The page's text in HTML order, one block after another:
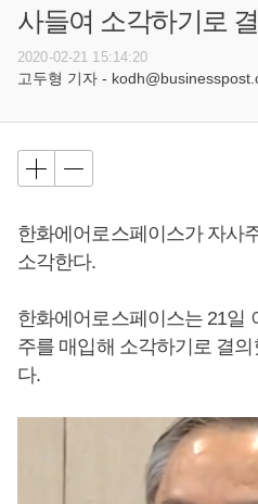
사들여 소각하기로
2020-02-21 15:14:20
고두형 기자 -
한화에어로스페이스가 자사
소각한다.
한화에어로스페이스는 21일
주를 매입해 소각하기로 결
다.